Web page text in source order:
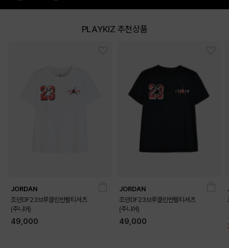
PLAYKIZ 추천상품
JORDAN
조던DF23브루클린반팔티셔츠
(주니어)
49,000
JORDAN
조던DF23브루클린반팔티셔츠
(주니어)
49,000